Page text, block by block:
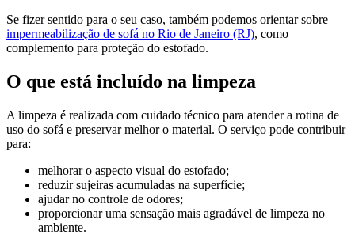
Se fizer sentido para o seu caso, também podemos orientar sobre
impermeabilização de sofá no Rio de Janeiro (RJ), como
complemento para proteção do estofado.
O que está incluído na limpeza
A limpeza é realizada com cuidado técnico para atender a rotina de
uso do sofá e preservar melhor o material. O serviço pode contribuir
para:
melhorar o aspecto visual do estofado;
reduzir sujeiras acumuladas na superfície;
ajudar no controle de odores;
proporcionar uma sensação mais agradável de limpeza no
ambiente.